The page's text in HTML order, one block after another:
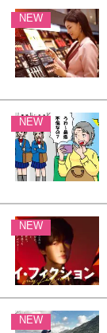
NEW
NEW
NEW
NEW